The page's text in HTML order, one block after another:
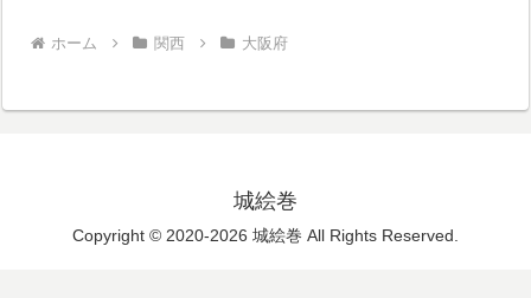
ホーム 関西 大阪府
城絵巻
Copyright © 2020-2026 城絵巻 All Rights Reserved.